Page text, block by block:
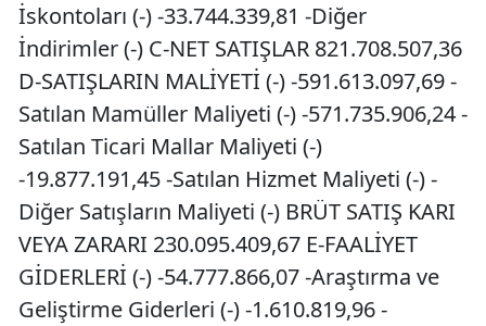
İskontoları (-) -33.744.339,81 -Diğer
İndirimler (-) C-NET SATIŞLAR 821.708.507,36
D-SATIŞLARIN MALİYETİ (-) -591.613.097,69 -
Satılan Mamüller Maliyeti (-) -571.735.906,24 -
Satılan Ticari Mallar Maliyeti (-)
-19.877.191,45 -Satılan Hizmet Maliyeti (-) -
Diğer Satışların Maliyeti (-) BRÜT SATIŞ KARI
VEYA ZARARI 230.095.409,67 E-FAALİYET
GİDERLERİ (-) -54.777.866,07 -Araştırma ve
Geliştirme Giderleri (-) -1.610.819,96 -